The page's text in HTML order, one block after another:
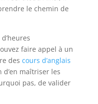
le chemin de
faire appel à un
des cours d’anglais
maîtriser les
pas, de valider